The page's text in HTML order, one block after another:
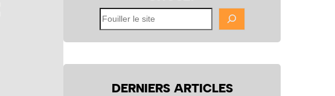
Fouiller
le
site
DERNIERS ARTICLES